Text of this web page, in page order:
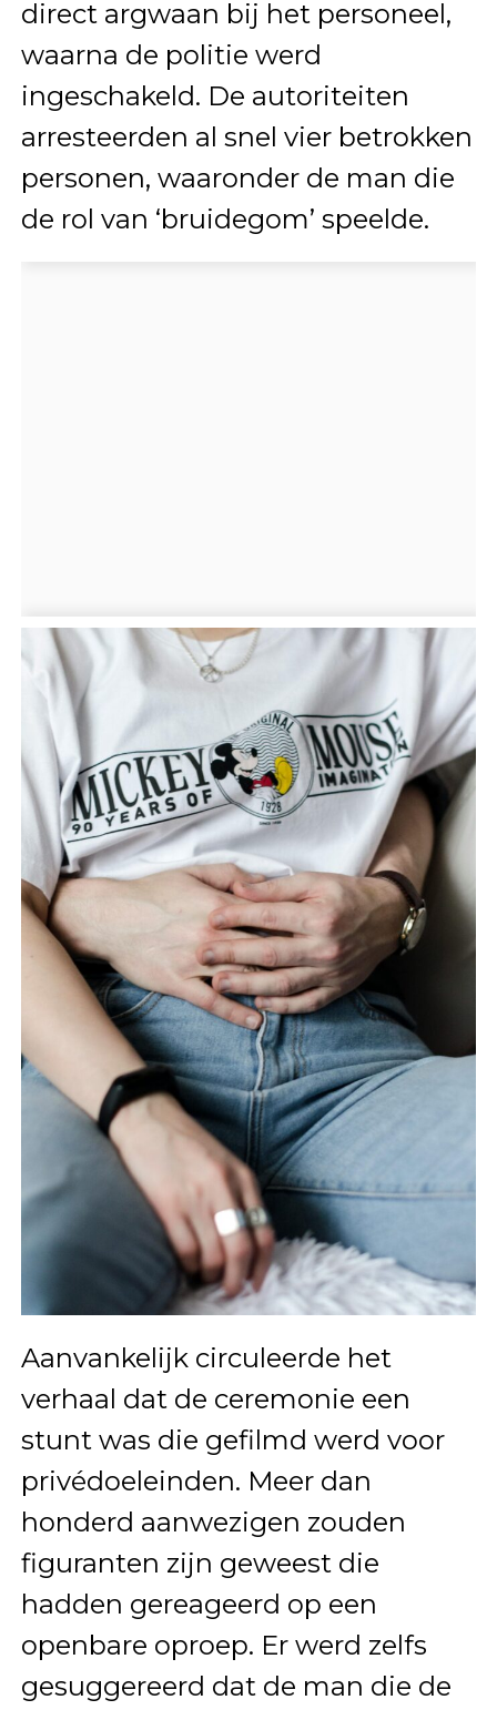
direct argwaan bij het personeel,
waarna de politie werd
ingeschakeld. De autoriteiten
arresteerden al snel vier betrokken
personen, waaronder de man die
de rol van ‘bruidegom’ speelde.
Aanvankelijk circuleerde het
verhaal dat de ceremonie een
stunt was die gefilmd werd voor
privédoeleinden. Meer dan
honderd aanwezigen zouden
figuranten zijn geweest die
hadden gereageerd op een
openbare oproep. Er werd zelfs
gesuggereerd dat de man die de